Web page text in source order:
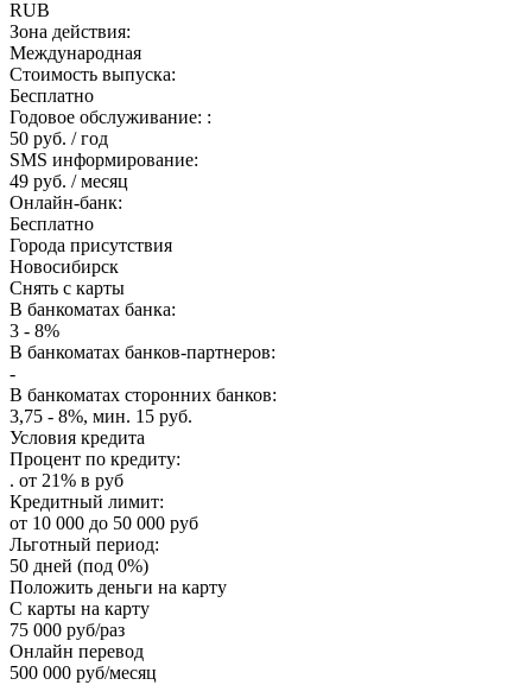
RUB
Зона действия:
Международная
Стоимость выпуска:
Бесплатно
Годовое обслуживание: :
50 руб. / год
SMS информирование:
49 руб. / месяц
Онлайн-банк:
Бесплатно
Города присутствия
Новосибирск
Снять с карты
В банкоматах банка:
3 - 8%
В банкоматах банков-партнеров:
-
В банкоматах сторонних банков:
3,75 - 8%, мин. 15 руб.
Условия кредита
Процент по кредиту:
. от 21% в руб
Кредитный лимит:
от 10 000 до 50 000 руб
Льготный период:
50 дней (под 0%)
Положить деньги на карту
С карты на карту
75 000 руб/раз
Онлайн перевод
500 000 руб/месяц